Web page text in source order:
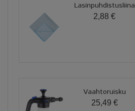
Lasinpuhdistusliina
2,88 €
Vaahtoruisku
25,49 €